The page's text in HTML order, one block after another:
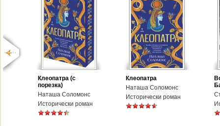
Клеопатра (с
порезка)
Наташа Соломонс
Исторически роман
Клеопатра
Наташа Соломонс
Исторически роман